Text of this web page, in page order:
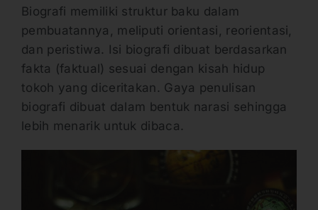
Biografi memiliki struktur baku dalam
pembuatannya, meliputi orientasi, reorientasi,
dan peristiwa. Isi biografi dibuat berdasarkan
fakta (faktual) sesuai dengan kisah hidup
tokoh yang diceritakan. Gaya penulisan
biografi dibuat dalam bentuk narasi sehingga
lebih menarik untuk dibaca.